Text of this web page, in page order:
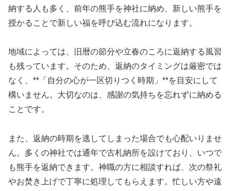
納する人も多く、前年の熊手を神社に納め、新しい熊手を
授かることで新しい福を呼び込む流れになります。
地域によっては、旧暦の節分や立春のころに返納する風習
も残っています。そのため、返納のタイミングは厳密では
なく、**「自分の心が一区切りつく時期」**を目安にして
構いません。大切なのは、感謝の気持ちを忘れずに納める
ことです。
また、返納の時期を逃してしまった場合でも心配いりませ
ん。多くの神社では通年で古札納所を設けており、いつで
も熊手を返納できます。神職の方に相談すれば、次の祭礼
やお焚き上げで丁寧に処理してもらえます。忙しい方や遠